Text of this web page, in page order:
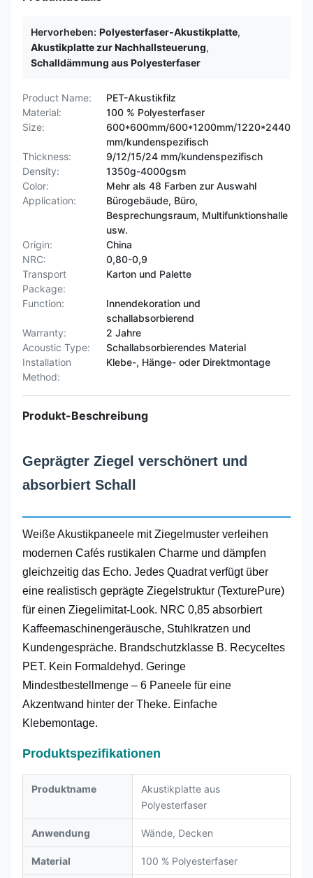
Hervorheben: Polyesterfaser-Akustikplatte,
Akustikplatte zur Nachhallsteuerung,
Schalldämmung aus Polyesterfaser
Product Name:
PET-Akustikfilz
Material:
100 % Polyesterfaser
Size:
600*600mm/600*1200mm/1220*2440
mm/kundenspezifisch
Thickness:
9/12/15/24 mm/kundenspezifisch
Density:
1350g-4000gsm
Color:
Mehr als 48 Farben zur Auswahl
Application:
Bürogebäude, Büro,
Besprechungsraum, Multifunktionshalle
usw.
Origin:
China
NRC:
0,80-0,9
Transport
Package:
Karton und Palette
Function:
Innendekoration und
schallabsorbierend
Warranty:
2 Jahre
Acoustic Type:
Schallabsorbierendes Material
Installation
Method:
Klebe-, Hänge- oder Direktmontage
Produkt-Beschreibung
Geprägter Ziegel verschönert und
absorbiert Schall
Weiße Akustikpaneele mit Ziegelmuster verleihen
modernen Cafés rustikalen Charme und dämpfen
gleichzeitig das Echo. Jedes Quadrat verfügt über
eine realistisch geprägte Ziegelstruktur (TexturePure)
für einen Ziegelimitat-Look. NRC 0,85 absorbiert
Kaffeemaschinengeräusche, Stuhlkratzen und
Kundengespräche. Brandschutzklasse B. Recyceltes
PET. Kein Formaldehyd. Geringe
Mindestbestellmenge – 6 Paneele für eine
Akzentwand hinter der Theke. Einfache
Klebemontage.
Produktspezifikationen
Produktname
Akustikplatte aus
Polyesterfaser
Anwendung Wände, Decken
Material 100 % Polyesterfaser